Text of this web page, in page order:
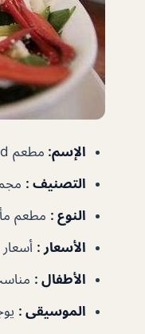
الإسم: مطعم Fish Gourmet Seafood
التصنيف :
النوع : مطعم
الأسعار :
الأطفال :
الموسيقى :